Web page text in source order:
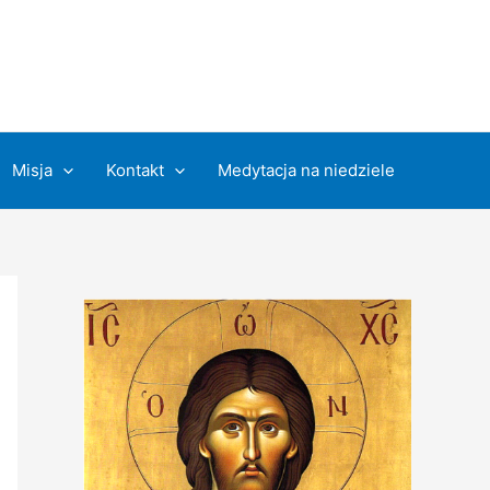
Misja Kontakt Medytacja na niedziele